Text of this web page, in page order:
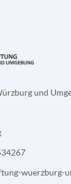
und
wuerzburg-